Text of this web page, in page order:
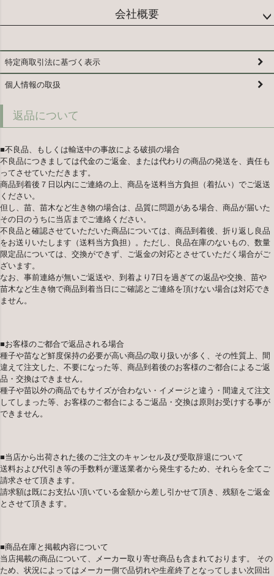
会社概要
特定商取引法に基づく表示
個人情報の取扱
返品について
■不良品、もしくは輸送中の事故による破損の場合
不良品につきましては代金のご返金、または代わりの商品の発送を、責任も
ってさせていただきます。
商品到着後７日以内にご連絡の上、商品を送料当方負担（着払い）でご返送
ください。
但し、苗、苗木など生き物の場合は、品質に問題がある場合、商品が届いた
その日のうちに当店までご連絡ください。
不良品と確認させていただいた商品については、商品到着後、折り返し良品
をお送りいたします（送料当方負担）。ただし、良品在庫のないもの、数量
限定品については、交換ができず、ご返金の対応とさせていただく場合がご
ざいます。
なお、事前連絡が無いご返送や、到着より7日を過ぎての返品や交換、苗や
苗木など生き物で商品到着当日にご確認とご連絡を頂けない場合は対応でき
ません。
■お客様のご都合で返品される場合
種子や苗など鮮度保持の必要が高い商品の取り扱いが多く、その性質上、間
違えて注文した、不要になった等、商品到着後のお客様のご都合によるご返
品・交換はできません。
種子や苗以外の商品でもサイズが合わない・イメージと違う・間違えて注文
してしまった等、お客様のご都合によるご返品・交換は原則お受けする事が
できません。
■当店から出荷された後のご注文のキャンセル及び受取辞退について
送料および代引き等の手数料が運送業者から発生するため、それらを全てご
請求させて頂きます。
請求額は既にお支払い頂いている金額から差し引かせて頂き、残額をご返金
とさせて頂きます。
■商品在庫と掲載内容について
当店掲載の商品について、メーカー取り寄せ商品も含まれております。 その
ため、状況によってはメーカー側で品切れや生産終了となってしまい次回出